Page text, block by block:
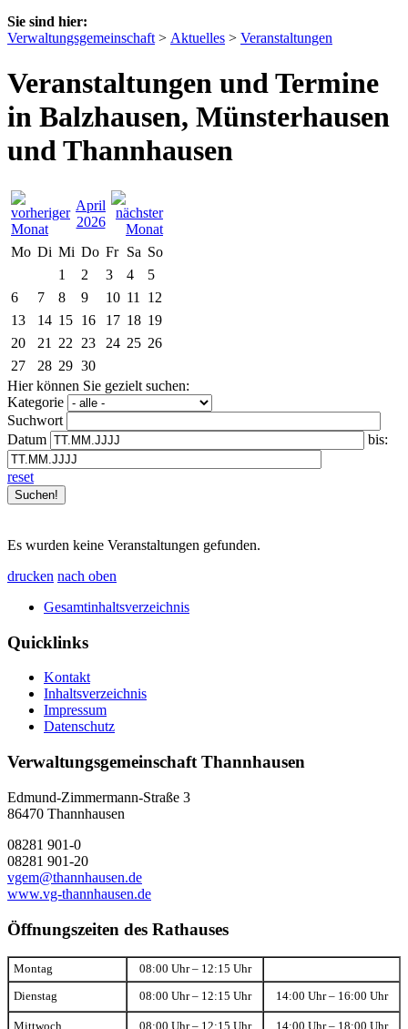
Sie sind hier:
Verwaltungsgemeinschaft > Aktuelles > Veranstaltungen
Veranstaltungen und Termine
in Balzhausen, Münsterhausen
und Thannhausen
April
2026
Mo Di Mi Do Fr Sa So
1
2 3 4
5
6
7 8 9 10 11
12
13
14 15 16 17 18 19
20
21 22 23 24 25 26
27
28 29 30
Hier können Sie gezielt suchen:
Kategorie
Suchwort
Datum
bis:
reset
Es wurden keine Veranstaltungen gefunden.
drucken nach oben
Gesamtinhaltsverzeichnis
Quicklinks
Kontakt
Inhaltsverzeichnis
Impressum
Datenschutz
Verwaltungsgemeinschaft Thannhausen
Edmund-Zimmermann-Straße 3
86470 Thannhausen
08281 901-0
08281 901-20
vgem@thannhausen.de
www.vg-thannhausen.de
Öffnungszeiten des Rathauses
Montag 08:00 Uhr – 12:15 Uhr
Dienstag 08:00 Uhr – 12:15 Uhr 14:00 Uhr – 16:00 Uhr